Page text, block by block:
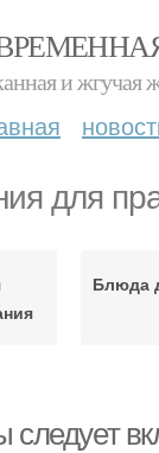
и жгучая
для
Блюда
следует